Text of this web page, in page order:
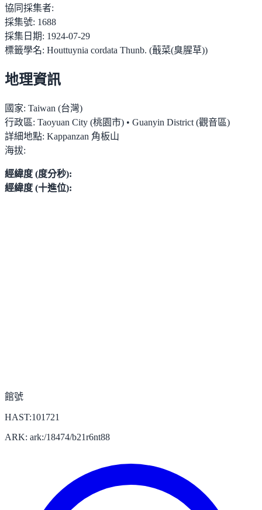
協同採集者:
採集號: 1688
採集日期: 1924-07-29
標籤學名: Houttuynia cordata Thunb. (蕺菜(臭腥草))
地理資訊
國家: Taiwan (台灣)
行政區: Taoyuan City (桃園市) • Guanyin District (觀音區)
詳細地點: Kappanzan 角板山
海拔:
經緯度 (度分秒):
經緯度 (十進位):
館號
HAST:101721
ARK: ark:/18474/b21r6nt88